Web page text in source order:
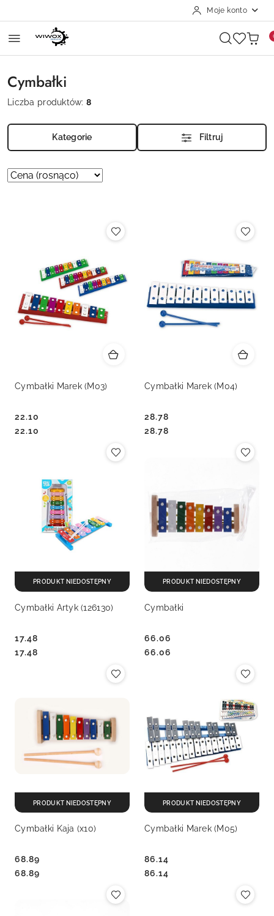
Moje konto
Cymbałki
Liczba produktów:8
Kategorie Filtruj
Zastosowano
Sortuj
Cymbałki Marek (M03)
Cena:
22.10
Cena:
22.10
Cymbałki Marek (M04)
Cena:
28.78
Cena:
28.78
Cymbałki Artyk (126130)
Cena:
17.48
Cena:
17.48
PRODUKT NIEDOSTĘPNY
Cymbałki
Cena:
66.06
Cena:
66.06
PRODUKT NIEDOSTĘPNY
Cymbałki Kaja (x10)
Cena:
68.89
Cena:
68.89
PRODUKT NIEDOSTĘPNY
Cymbałki Marek (M05)
Cena:
86.14
Cena:
86.14
PRODUKT NIEDOSTĘPNY